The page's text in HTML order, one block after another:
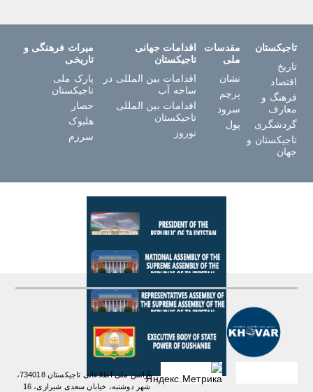
تاجیکستان
تاریخ
اقتصاد
فرهنگ و
معارف
گردشگری
تاجیکستان و
جهان
مقدسات
ملی
نشان
پرچم
سرود
پول
اقدامات جهانی
تاجیکستان
اقدامات بین المللی در
ساحه آب
اقدامات بین المللی
تاجیکستان
نوروز
میراث فرهنگی و
تاریخی
پارک ملی
تاجیکستان
حصار
هلبوک
سرزم
آژانس ملی اطلاعاتی تاجیکستان 734018،
شهر دوشنبه، خیابان سعدی شیرازی، 16